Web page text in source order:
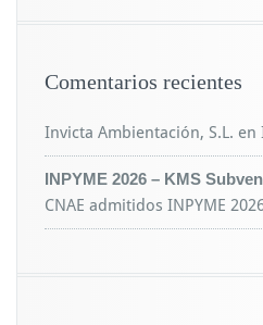
Comentarios recientes
Invicta Ambientación, S.L. en
INPYME 2026 – KMS
CNAE admitidos INPYME